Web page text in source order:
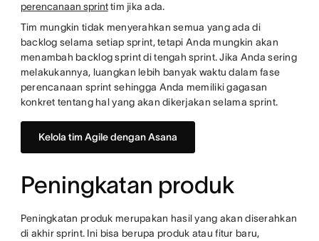
perencanaan sprinttim jika ada.
Tim mungkin tidak menyerahkan semua yang ada di
backlog selama setiap sprint, tetapi Anda mungkin akan
menambah backlog sprint di tengah sprint. Jika Anda sering
melakukannya, luangkan lebih banyak waktu dalam fase
perencanaan sprint sehingga Anda memiliki gagasan
konkret tentang hal yang akan dikerjakan selama sprint.
Kelola tim Agile dengan Asana
Peningkatan produk
Peningkatan produk merupakan hasil yang akan diserahkan
di akhir sprint. Ini bisa berupa produk atau fitur baru,